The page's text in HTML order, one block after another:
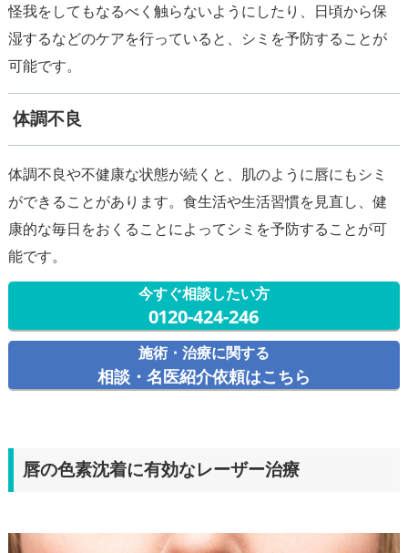
怪我をしてもなるべく触らないようにしたり、日頃から保
湿するなどのケアを行っていると、シミを予防することが
体調不良
体調不良や不健康な状態が続くと、肌のように唇にもシミ
ができることがあります。食生活や生活習慣を見直し、健
康的な毎日をおくることによってシミを予防することが可
今すぐ相談したい方
0120-424-246
施術・治療に関する
相談・名医紹介依頼はこちら
唇の色素沈着に有効なレーザー治療